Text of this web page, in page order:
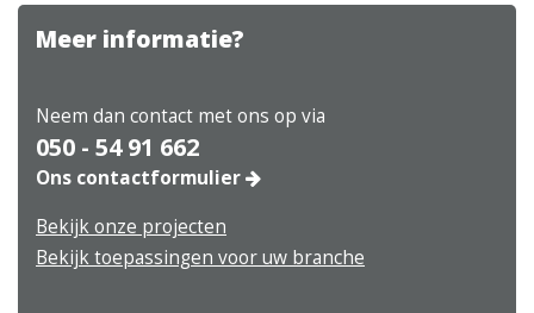
Meer informatie?
Neem dan contact met ons op via
050 - 54 91 662
Ons contactformulier
Bekijk onze projecten
Bekijk toepassingen voor uw branche